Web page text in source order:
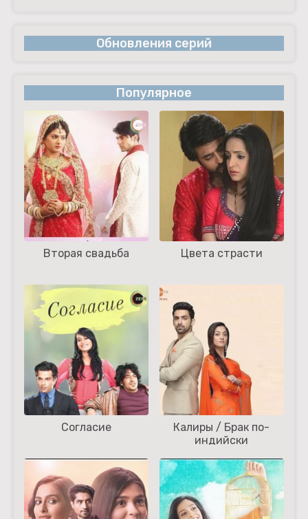
Обновления серий
Популярное
Вторая свадьба Цвета страсти
Согласие
Калиры / Брак по-
индийски